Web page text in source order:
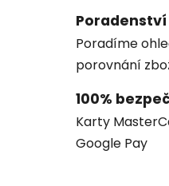
Poradenství
Poradíme
porovnání
100%
Karty
Google Pay